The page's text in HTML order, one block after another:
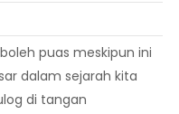
puas meskipun ini
dalam sejarah kita
di tangan